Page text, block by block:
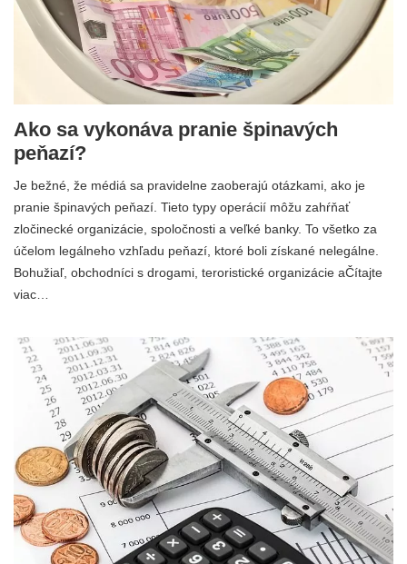
Ako sa vykonáva pranie špinavých
peňazí?
Je bežné, že médiá sa pravidelne zaoberajú otázkami, ako je
pranie špinavých peňazí. Tieto typy operácií môžu zahŕňať
zločinecké organizácie, spoločnosti a veľké banky. To všetko za
účelom legálneho vzhľadu peňazí, ktoré boli získané nelegálne.
Bohužiaľ, obchodníci s drogami, teroristické organizácie aČítajte
viac…